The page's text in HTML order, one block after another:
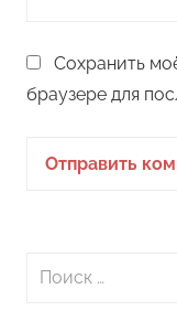
Сохранить
браузере для
Поиск